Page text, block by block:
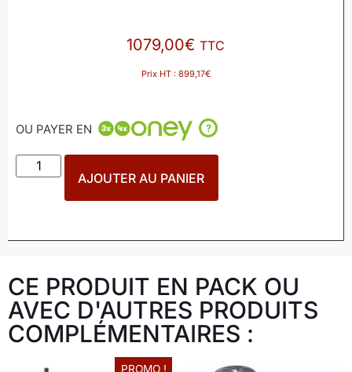
1079,00€ TTC
Prix HT : 899,17€
OU PAYER EN ?
AJOUTER AU PANIER
CE PRODUIT EN PACK OU
AVEC D'AUTRES PRODUITS
COMPLÉMENTAIRES :
PROMO !